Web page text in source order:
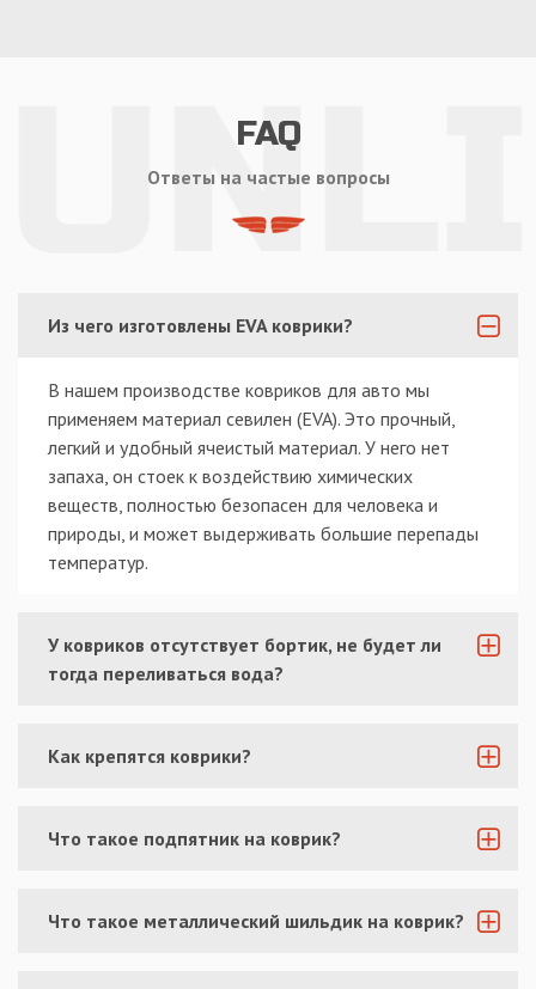
FAQ
Ответы на частые вопросы
Из чего изготовлены EVA коврики?
В нашем производстве ковриков для авто мы
применяем материал севилен (EVA). Это прочный,
легкий и удобный ячеистый материал. У него нет
запаха, он стоек к воздействию химических
веществ, полностью безопасен для человека и
природы, и может выдерживать большие перепады
температур.
У ковриков отсутствует бортик, не будет ли
тогда переливаться вода?
Как крепятся коврики?
Что такое подпятник на коврик?
Что такое металлический шильдик на коврик?